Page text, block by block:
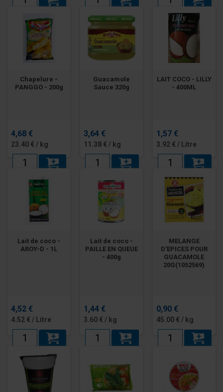
Chapelure -
PANGGO - 200g
4,68 €
23.40 € / kg
Guacamole
Sauce 320g
3,64 €
11.38 € / kg
LAIT COCO - LILLY
- 400ML
1,57 €
3.92 € / Litre
Lait de coco -
AROY-D - 1L
4,52 €
4.52 € / Litre
Lait de coco -
PAILLE EN QUEUE
- 400g
1,44 €
3.60 € / kg
MELANGE
D'EPICES POUR
GUACAMOLE
20G(1052569)
0,90 €
45.00 € / kg